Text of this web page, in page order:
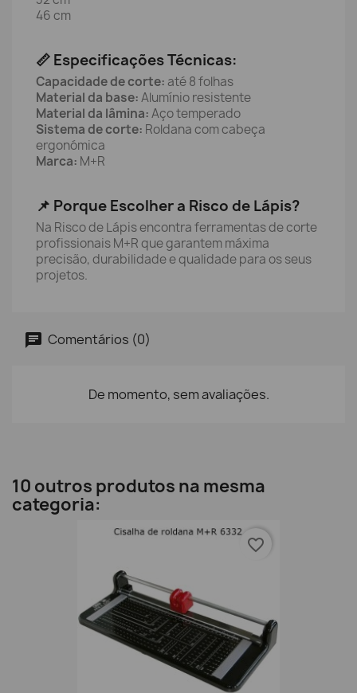
46 cm
📏 Especificações Técnicas:
Capacidade de corte:até 8 folhas
Material da base:Alumínio resistente
Material da lâmina:Aço temperado
Sistema de corte: Roldana com cabeça
ergonómica
Marca: M+R
📌 Porque Escolher a Risco de Lápis?
Na Risco de Lápis encontra ferramentas de corte
profissionais M+R que garantem máxima
precisão, durabilidade e qualidade para os seus
projetos.
Comentários (0)
De momento, sem avaliações.
10 outros produtos na mesma
categoria:
favorite_border